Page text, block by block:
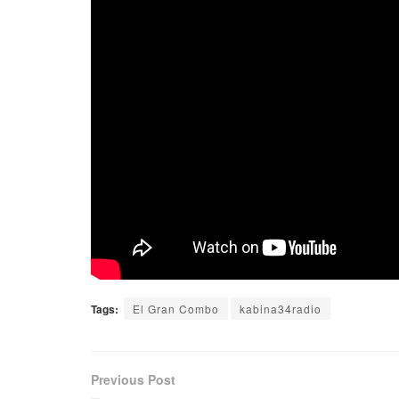
Tags: El Gran Combo kabina34radio
Previous Post